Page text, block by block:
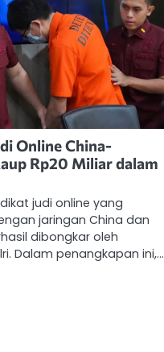
Online China-
Rp20 Miliar dalam
judi online yang
jaringan China dan
dibongkar oleh
Dalam penangkapan ini,…